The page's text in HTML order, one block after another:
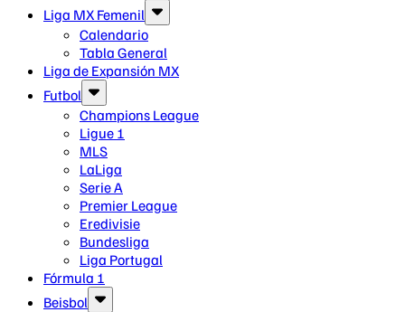
Liga MX Femenil
Calendario
Tabla General
Liga de Expansión MX
Futbol
Champions League
Ligue 1
MLS
LaLiga
Serie A
Premier League
Eredivisie
Bundesliga
Liga Portugal
Fórmula 1
Beisbol